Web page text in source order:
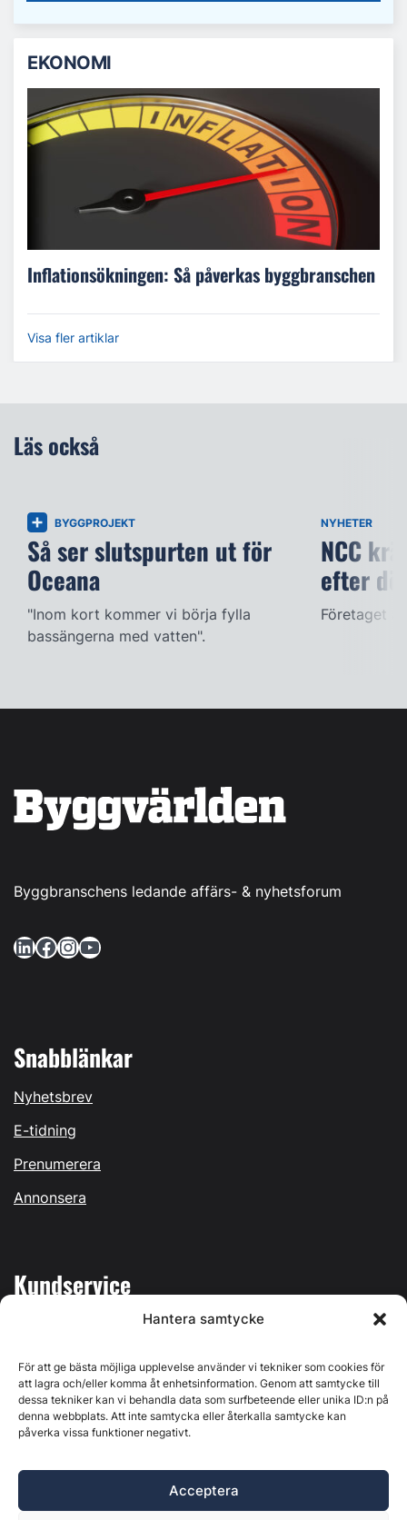
Hantera samtycke
För att ge bästa möjliga upplevelse använder vi tekniker som cookies för
att lagra och/eller komma åt enhetsinformation. Genom att samtycke till
dessa tekniker kan vi behandla data som surfbeteende eller unika ID:n på
denna webbplats. Att inte samtycka eller återkalla samtycke kan
påverka vissa funktioner negativt.
Acceptera
EKONOMI
Inflationsökningen: Så påverkas byggbranschen
Visa fler artiklar
Läs också
BYGGPROJEKT
Så ser slutspurten ut för
Oceana
"Inom kort kommer vi börja fylla
bassängerna med vatten".
NYHETER
NCC
efter
Företaget
Byggbranschens ledande affärs- & nyhetsforum
LinkedIn Facebook InstagramYouTube
Snabblänkar
Nyhetsbrev
E-tidning
Prenumerera
Annonsera
Kundservice
Kontakta oss
Östernäsvägen 1, 827 32 Ljusdal, org.nr: 556625-6425 -
Ansvarig utgivare: Henrik Ekberg. Innehållet på denna
webbplats är upphovsrättsligt skyddat. Ange källa vid citering.